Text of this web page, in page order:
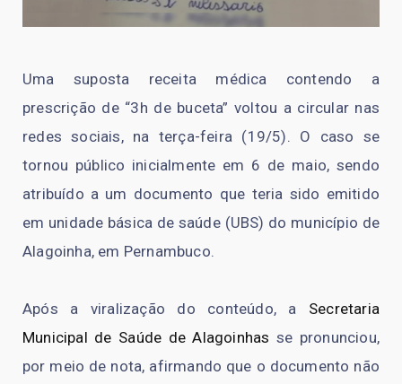
Uma suposta receita médica contendo a
prescrição de “3h de buceta” voltou a circular nas
redes sociais, na terça-feira (19/5). O caso se
tornou público inicialmente em 6 de maio, sendo
atribuído a um documento que teria sido emitido
em unidade básica de saúde (UBS) do município de
Alagoinha, em Pernambuco.
Após a viralização do conteúdo, a Secretaria
Municipal de Saúde de Alagoinhas se pronunciou,
por meio de nota, afirmando que o documento não